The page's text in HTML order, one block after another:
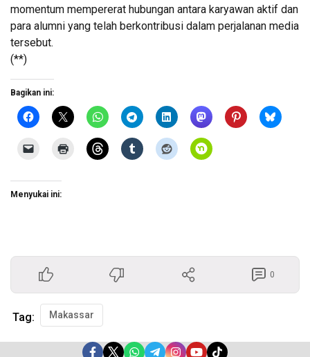
momentum mempererat hubungan antara karyawan aktif dan
para alumni yang telah berkontribusi dalam perjalanan media
tersebut.
(**)
Bagikan ini:
Menyukai ini:
0
Tag: Makassar